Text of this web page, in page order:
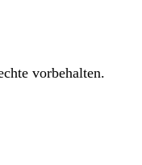
vorbehalten.